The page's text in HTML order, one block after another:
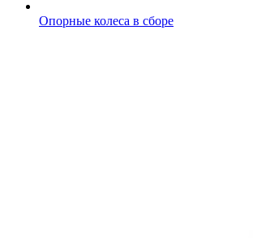
Опорные колеса в сборе